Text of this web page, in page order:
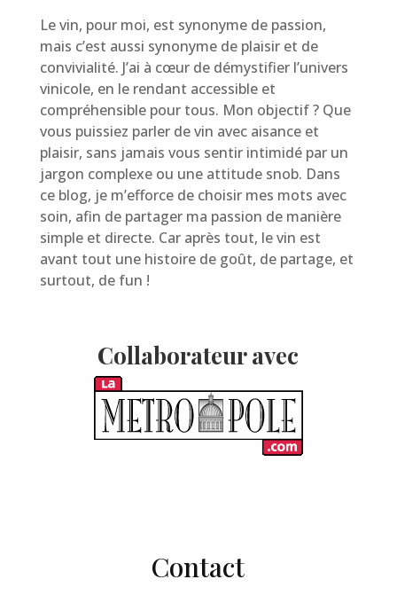
Le vin, pour moi, est synonyme de passion,
mais c’est aussi synonyme de plaisir et de
convivialité. J’ai à cœur de démystifier l’univers
vinicole, en le rendant accessible et
compréhensible pour tous. Mon objectif ? Que
vous puissiez parler de vin avec aisance et
plaisir, sans jamais vous sentir intimidé par un
jargon complexe ou une attitude snob. Dans
ce blog, je m’efforce de choisir mes mots avec
soin, afin de partager ma passion de manière
simple et directe. Car après tout, le vin est
avant tout une histoire de goût, de partage, et
surtout, de fun !
Collaborateur avec
Contact